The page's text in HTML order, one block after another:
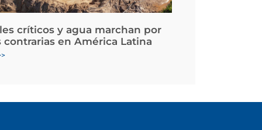
críticos y agua marchan por
contrarias en América Latina